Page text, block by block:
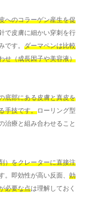
へのコラーゲン産生を促
で皮膚に細かい穿刺を行
です。 ダーマペンは比較
せ（成長因子や美容液）
底部にある皮膚と真皮を
手技です。ローリング型
治療と組み合わせること
）をクレーターに直接注
。即効性が高い反面、 効
必要な点は理解しておく